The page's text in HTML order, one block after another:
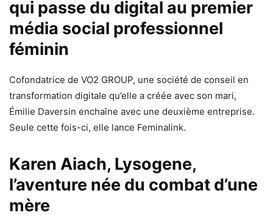
qui passe du digital au premier
média social professionnel
féminin
Cofondatrice de VO2 GROUP, une société de conseil en
transformation digitale qu’elle a créée avec son mari,
Émilie Daversin enchaîne avec une deuxième entreprise.
Seule cette fois-ci, elle lance Feminalink.
Karen Aiach, Lysogene,
l’aventure née du combat d’une
mère